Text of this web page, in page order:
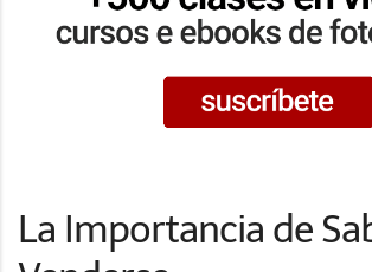
La Importancia de